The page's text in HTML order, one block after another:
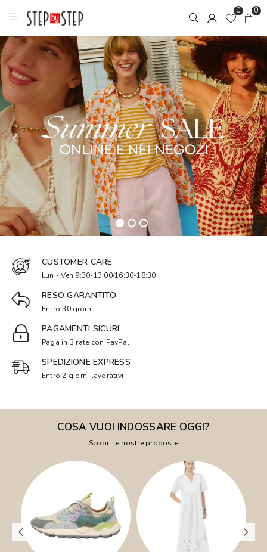
0 0
CUSTOMER CARE
Lun - Ven 9:30-13:00/16:30-18:30
RESO GARANTITO
Entro 30 giorni
PAGAMENTI SICURI
Paga in 3 rate con PayPal
SPEDIZIONE EXPRESS
Entro 2 giorni lavorativi
COSA VUOI INDOSSARE OGGI?
Scopri le nostre proposte